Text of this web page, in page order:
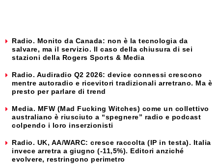
Radio. Monito da Canada: non è la tecnologia da
salvare, ma il servizio. Il caso della chiusura di sei
stazioni della Rogers Sports & Media
Radio. Audiradio Q2 2026: device connessi crescono
mentre autoradio e ricevitori tradizionali arretrano. Ma è
presto per parlare di trend
Media. MFW (Mad Fucking Witches) come un collettivo
australiano è riusciuto a “spegnere” radio e podcast
colpendo i loro inserzionisti
Radio. UK, AA/WARC: cresce raccolta (IP in testa). Italia
invece arretra a giugno (-11,5%). Editori anziché
evolvere, restringono perimetro